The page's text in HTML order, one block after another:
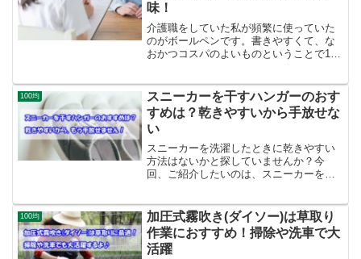
味！
介護職をしていた私が頻繁に使っていた
のがボールペンです。書きやすくて、な
おかつコスパのよいものということで100
ダイソーで発見することができたんで
す。とても満足して使っているダイソー
の書きやすいノック式ボールペンをご紹
介します。
100均
スニーカーを干すハンガーのおす
すめは？乾きやすいから手放せな
い
スニーカーを洗濯したときに乾きやすい
方法はないかと探していませんか？今
回、ご紹介したいのは、スニーカーを干
い道があって、とても満足しています。
スニーカーやスリッパに使うハンガーを
探している方は、ぜひ、参考にしてみて
ください。
100均
加圧式霧吹き(ダイソー)は草取り
作業におすすめ！掃除や洗車で大
活躍